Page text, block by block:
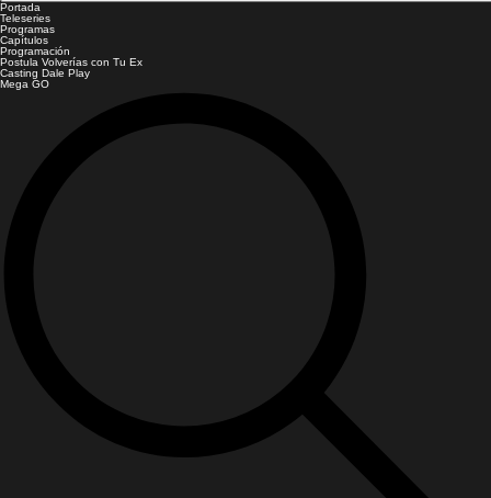
Portada
Teleseries
Programas
Capítulos
Programación
Postula Volverías con Tu Ex
Casting Dale Play
Mega GO